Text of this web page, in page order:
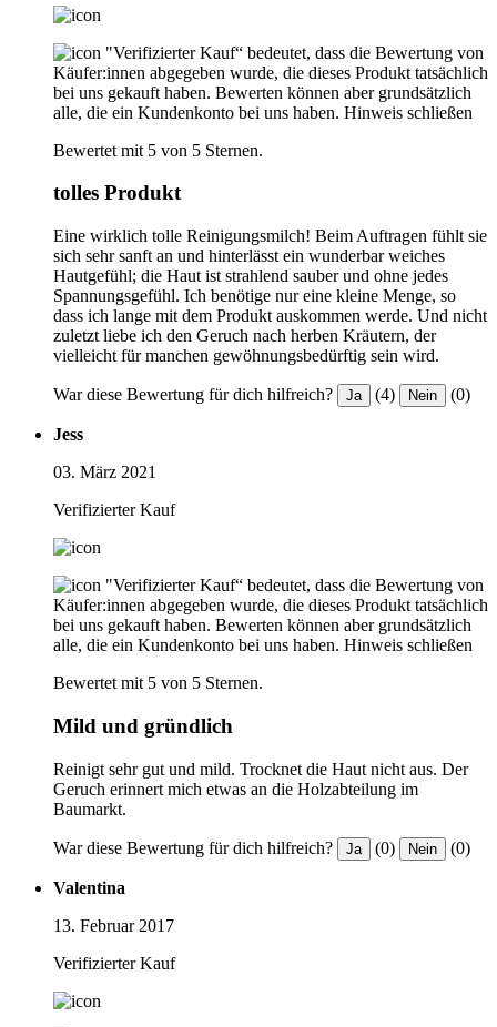
"Verifizierter Kauf“ bedeutet, dass die Bewertung von
Käufer:innen abgegeben wurde, die dieses Produkt tatsächlich
bei uns gekauft haben. Bewerten können aber grundsätzlich
alle, die ein Kundenkonto bei uns haben. Hinweis schließen
Bewertet mit 5 von 5 Sternen.
tolles Produkt
Eine wirklich tolle Reinigungsmilch! Beim Auftragen fühlt sie
sich sehr sanft an und hinterlässt ein wunderbar weiches
Hautgefühl; die Haut ist strahlend sauber und ohne jedes
Spannungsgefühl. Ich benötige nur eine kleine Menge, so
dass ich lange mit dem Produkt auskommen werde. Und nicht
zuletzt liebe ich den Geruch nach herben Kräutern, der
vielleicht für manchen gewöhnungsbedürftig sein wird.
War diese Bewertung für dich hilfreich? Ja (4) Nein (0)
Jess
03. März 2021
Verifizierter Kauf
"Verifizierter Kauf“ bedeutet, dass die Bewertung von
Käufer:innen abgegeben wurde, die dieses Produkt tatsächlich
bei uns gekauft haben. Bewerten können aber grundsätzlich
alle, die ein Kundenkonto bei uns haben. Hinweis schließen
Bewertet mit 5 von 5 Sternen.
Mild und gründlich
Reinigt sehr gut und mild. Trocknet die Haut nicht aus. Der
Geruch erinnert mich etwas an die Holzabteilung im
Baumarkt.
War diese Bewertung für dich hilfreich? Ja (0) Nein (0)
Valentina
13. Februar 2017
Verifizierter Kauf